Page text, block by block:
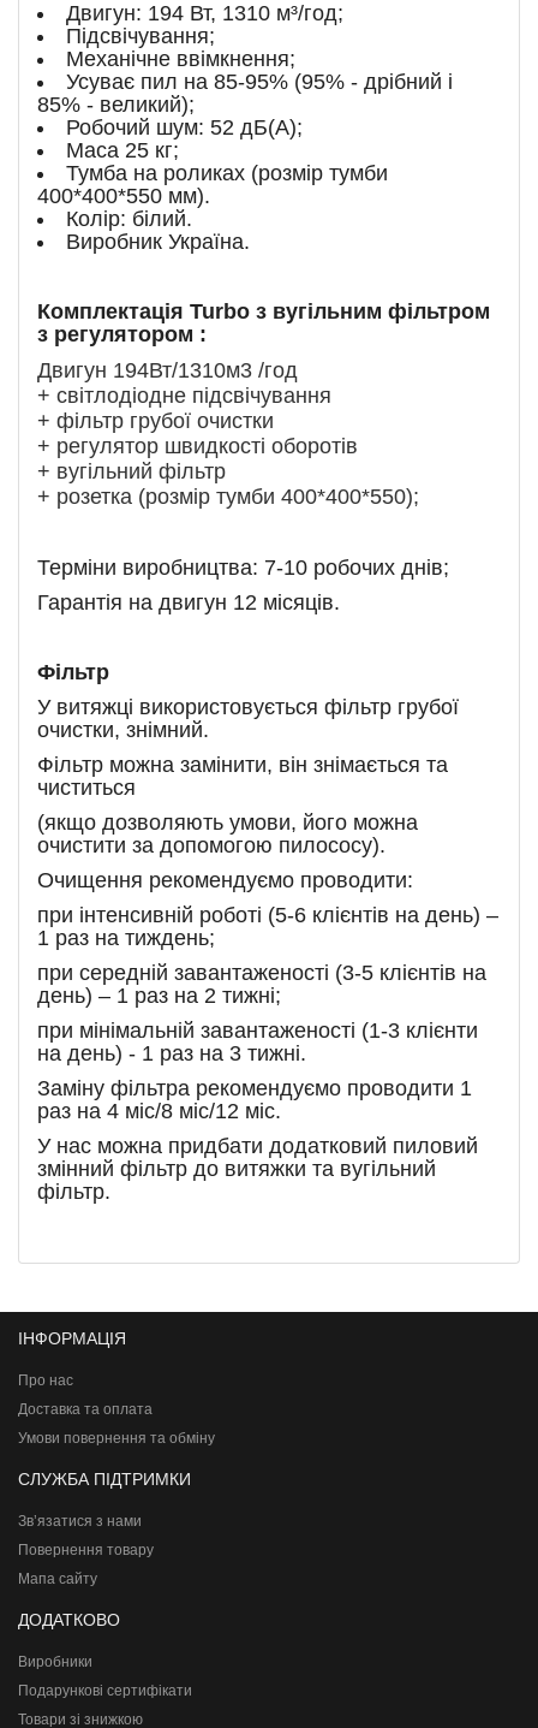
Двигун: 194 Вт, 1310 м³/год;
Підсвічування;
Механічне ввімкнення;
Усуває пил на 85-95% (95% - дрібний і
85% - великий);
Робочий шум: 52 дБ(А);
Маса 25 кг;
Тумба на роликах (розмір тумби
400*400*550 мм).
Колір: білий.
Виробник Україна.
Комплектація Turbo з вугільним фільтром
з регулятором :
Двигун 194Вт/1310м3 /год
+ світлодіодне підсвічування
+ фільтр грубої очистки
+ регулятор швидкості оборотів
+ вугільний фільтр
+ розетка (розмір тумби 400*400*550);
Терміни виробництва: 7-10 робочих днів;
Гарантія на двигун 12 місяців.
Фільтр
У витяжці використовується фільтр грубої
очистки, знімний.
Фільтр можна замінити, він знімається та
чиститься
(якщо дозволяють умови, його можна
очистити за допомогою пилососу).
Очищення рекомендуємо проводити:
при інтенсивній роботі (5-6 клієнтів на день) –
1 раз на тиждень;
при середній завантаженості (3-5 клієнтів на
день) – 1 раз на 2 тижні;
при мінімальній завантаженості (1-3 клієнти
на день) - 1 раз на 3 тижні.
Заміну фільтра рекомендуємо проводити 1
раз на 4 міс/8 міс/12 міс.
У нас можна придбати додатковий пиловий
змінний фільтр до витяжки та вугільний
фільтр.
ІНФОРМАЦІЯ
Про нас
Доставка та оплата
Умови повернення та обміну
СЛУЖБА ПІДТРИМКИ
Зв’язатися з нами
Повернення товару
Мапа сайту
ДОДАТКОВО
Виробники
Подарункові сертифікати
Товари зі знижкою